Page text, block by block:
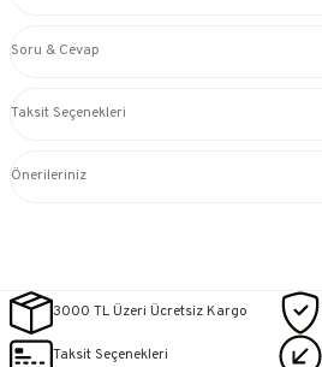
Soru & Cevap
Taksit Seçenekleri
Önerileriniz
3000 TL Üzeri Ücretsiz Kargo
Taksit Seçenekleri